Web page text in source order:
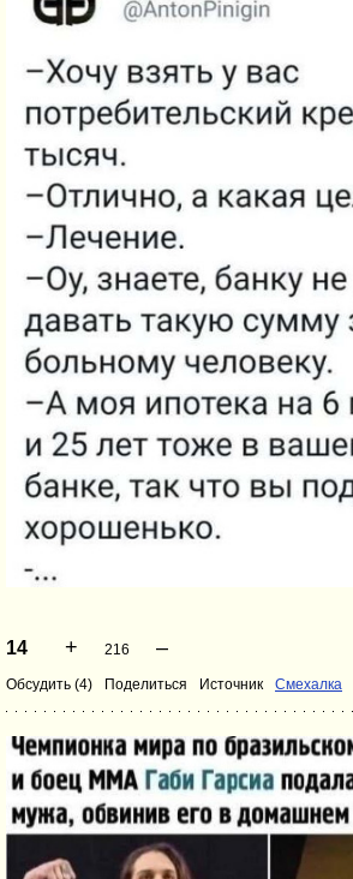
14 + 216 –
Обсудить (4) Поделиться Источник Смехалка